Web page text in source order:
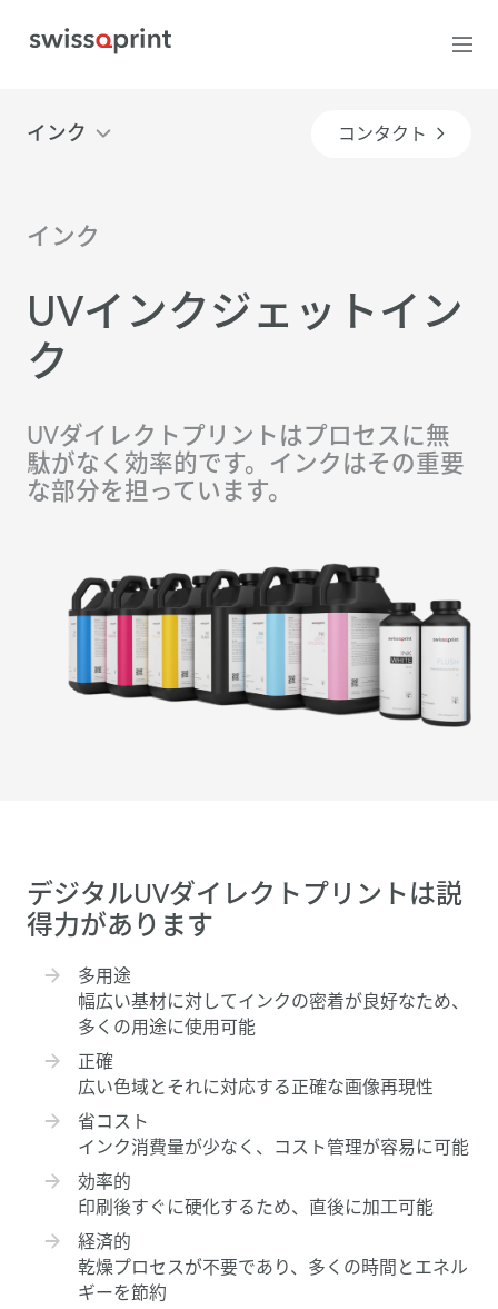
インク コンタクト
インク
UVインクジェットイン
ク
UVダイレクトプリントはプロセスに無
駄がなく効率的です。インクはその重要
な部分を担っています。
デジタルUVダイレクトプリントは説
得力があります
多用途
幅広い基材に対してインクの密着が良好なため、
多くの用途に使用可能
正確
広い色域とそれに対応する正確な画像再現性
省コスト
インク消費量が少なく、コスト管理が容易に可能
効率的
印刷後すぐに硬化するため、直後に加工可能
経済的
乾燥プロセスが不要であり、多くの時間とエネル
ギーを節約